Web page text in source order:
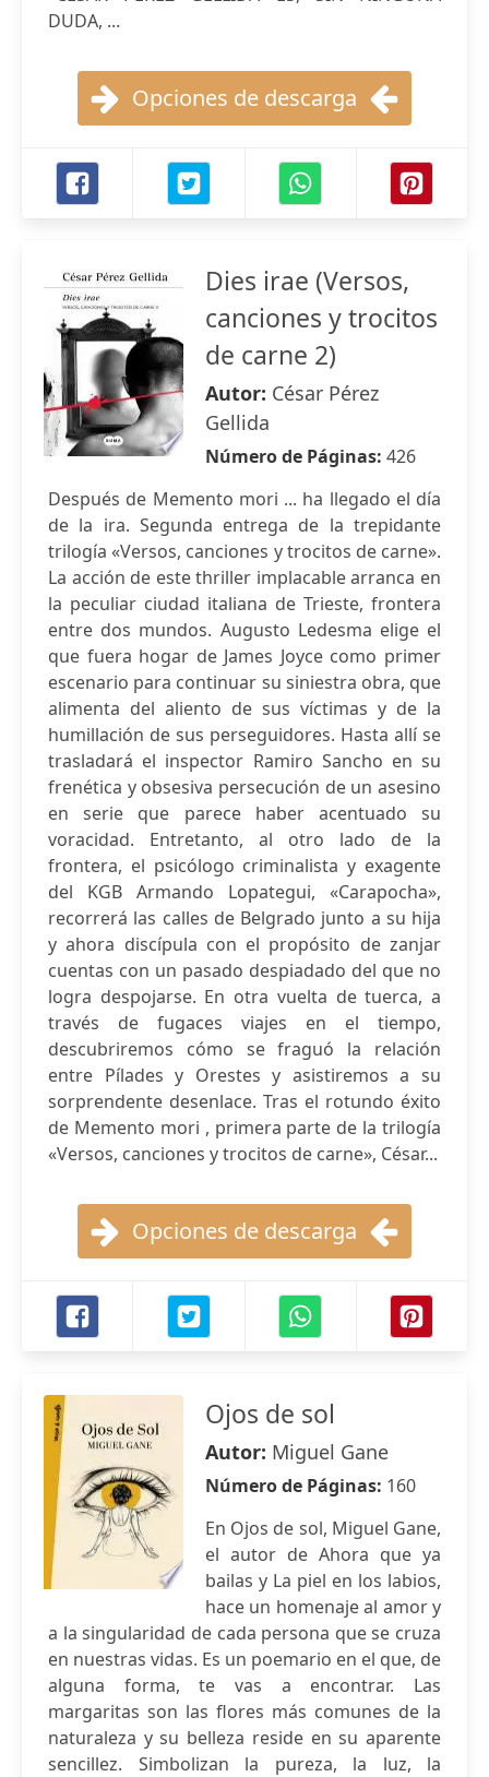
DUDA, ...
Opciones de descarga
Dies irae (Versos,
canciones y trocitos
de carne 2)
Autor: César Pérez
Gellida
Número de Páginas: 426
Después de Memento mori ... ha llegado el día
de la ira. Segunda entrega de la trepidante
trilogía «Versos, canciones y trocitos de carne».
La acción de este thriller implacable arranca en
la peculiar ciudad italiana de Trieste, frontera
entre dos mundos. Augusto Ledesma elige el
que fuera hogar de James Joyce como primer
escenario para continuar su siniestra obra, que
alimenta del aliento de sus víctimas y de la
humillación de sus perseguidores. Hasta allí se
trasladará el inspector Ramiro Sancho en su
frenética y obsesiva persecución de un asesino
en serie que parece haber acentuado su
voracidad. Entretanto, al otro lado de la
frontera, el psicólogo criminalista y exagente
del KGB Armando Lopategui, «Carapocha»,
recorrerá las calles de Belgrado junto a su hija
y ahora discípula con el propósito de zanjar
cuentas con un pasado despiadado del que no
logra despojarse. En otra vuelta de tuerca, a
través de fugaces viajes en el tiempo,
descubriremos cómo se fraguó la relación
entre Pílades y Orestes y asistiremos a su
sorprendente desenlace. Tras el rotundo éxito
de Memento mori , primera parte de la trilogía
«Versos, canciones y trocitos de carne», César...
Opciones de descarga
Ojos de sol
Autor: Miguel Gane
Número de Páginas: 160
En Ojos de sol, Miguel Gane,
el autor de Ahora que ya
bailas y La piel en los labios,
hace un homenaje al amor y
a la singularidad de cada persona que se cruza
en nuestras vidas. Es un poemario en el que, de
alguna forma, te vas a encontrar. Las
margaritas son las flores más comunes de la
naturaleza y su belleza reside en su aparente
sencillez. Simbolizan la pureza, la luz, la